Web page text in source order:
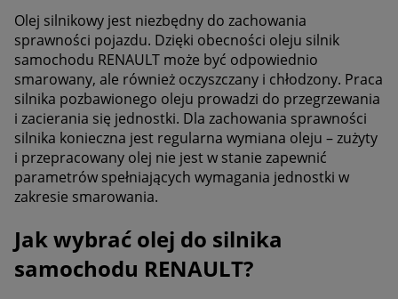
Olej silnikowy jest niezbędny do zachowania
sprawności pojazdu. Dzięki obecności oleju silnik
samochodu RENAULT może być odpowiednio
smarowany, ale również oczyszczany i chłodzony. Praca
silnika pozbawionego oleju prowadzi do przegrzewania
i zacierania się jednostki. Dla zachowania sprawności
silnika konieczna jest regularna wymiana oleju – zużyty
i przepracowany olej nie jest w stanie zapewnić
parametrów spełniających wymagania jednostki w
zakresie smarowania.
Jak wybrać olej do silnika
samochodu RENAULT?